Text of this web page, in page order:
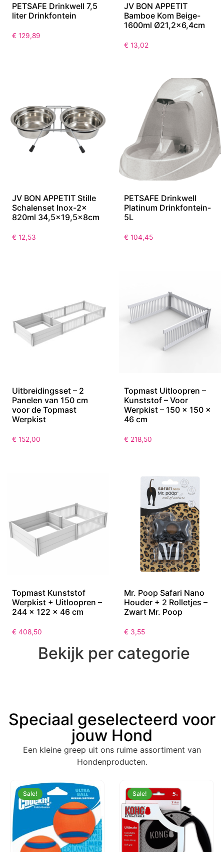
PETSAFE Drinkwell 7,5
liter Drinkfontein
€ 129,89
JV BON APPETIT
Bamboe Kom Beige-
1600ml Ø21,2×6,4cm
€ 13,02
JV BON APPETIT Stille
Schalenset Inox-2x
820ml 34,5×19,5x8cm
€ 12,53
PETSAFE Drinkwell
Platinum Drinkfontein-
5L
€ 104,45
Uitbreidingsset – 2
Panelen van 150 cm
voor de Topmast
Werpkist
€ 152,00
Topmast Uitloopren –
Kunststof – Voor
Werpkist – 150 x 150 x
46 cm
€ 218,50
Topmast Kunststof
Werpkist + Uitloopren –
244 x 122 x 46 cm
€ 408,50
Mr. Poop Safari Nano
Houder + 2 Rolletjes –
Zwart Mr. Poop
€ 3,55
Bekijk per categorie
Speciaal geselecteerd voor
jouw Hond
Een kleine greep uit ons ruime assortiment van
Hondenproducten.
Sale! Sale!